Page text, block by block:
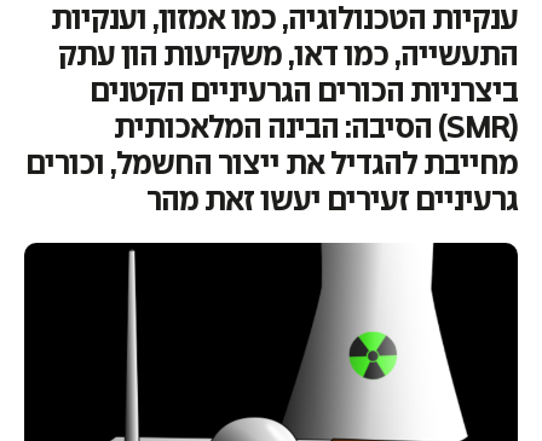
ענקיות הטכנולוגיה, כמו אמזון, וענקיות
התעשייה, כמו דאו, משקיעות הון עתק
ביצרניות הכורים הגרעיניים הקטנים
(SMR) הסיבה: הבינה המלאכותית
מחייבת להגדיל את ייצור החשמל, וכורים
גרעיניים זעירים יעשו זאת מהר